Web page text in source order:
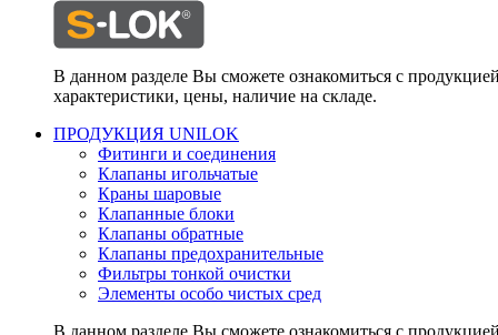
В данном разделе Вы сможете ознакомиться с
характеристики, цены, наличие на складе.
ПРОДУКЦИЯ UNILOK
Фитинги и соединения
Клапаны игольчатые
Краны шаровые
Клапанные блоки
Клапаны обратные
Клапаны предохранительные
Фильтры тонкой очистки
Элементы особо чистых сред
В данном разделе Вы сможете ознакомиться с